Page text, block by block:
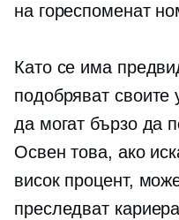
на гореспоменат
Като се има
подобряват своите
да могат бързо да
Освен това, ако
висок процент,
преследват